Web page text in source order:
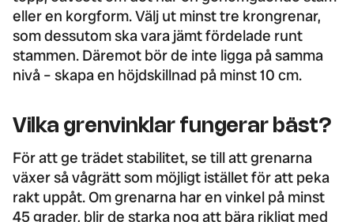
eller en korgform. Välj ut minst tre krongrenar,
som dessutom ska vara jämt fördelade runt
stammen. Däremot bör de inte ligga på samma
nivå – skapa en höjdskillnad på minst 10 cm.
Vilka grenvinklar fungerar bäst?
För att ge trädet stabilitet, se till att grenarna
växer så vågrätt som möjligt istället för att peka
rakt uppåt. Om grenarna har en vinkel på minst
45 grader, blir de starka nog att bära rikligt med